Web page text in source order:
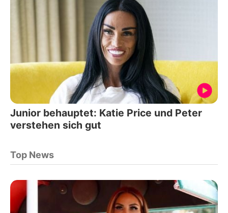
Junior behauptet: Katie Price und Peter
verstehen sich gut
Top News